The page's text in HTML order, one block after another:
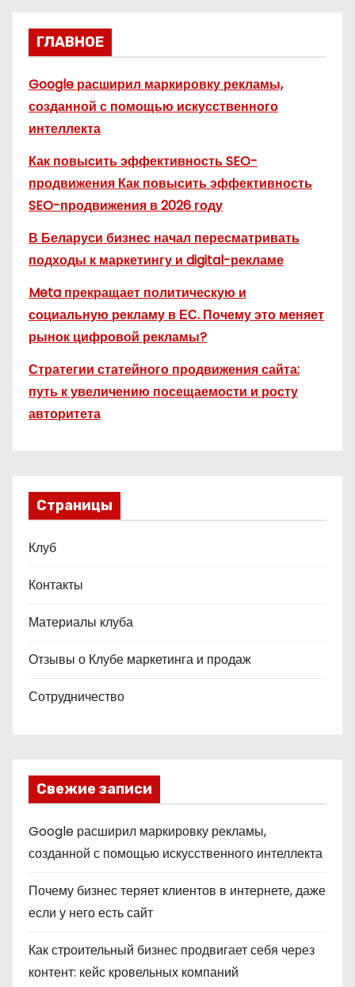
ГЛАВНОЕ
Google расширил маркировку рекламы,
созданной с помощью искусственного
интеллекта
Как повысить эффективность SEO-
продвижения Как повысить эффективность
SEO-продвижения в 2026 году
В Беларуси бизнес начал пересматривать
подходы к маркетингу и digital-рекламе
Meta прекращает политическую и
социальную рекламу в ЕС. Почему это меняет
рынок цифровой рекламы?
Стратегии статейного продвижения сайта:
путь к увеличению посещаемости и росту
авторитета
Страницы
Клуб
Контакты
Материалы клуба
Отзывы о Клубе маркетинга и продаж
Сотрудничество
Свежие записи
Google расширил маркировку рекламы,
созданной с помощью искусственного интеллекта
Почему бизнес теряет клиентов в интернете, даже
если у него есть сайт
Как строительный бизнес продвигает себя через
контент: кейс кровельных компаний